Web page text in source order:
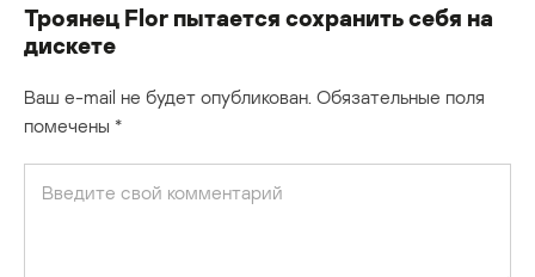
Троянец Flor пытается сохранить себя на
дискете
Ваш e-mail не будет опубликован. Обязательные поля
помечены *